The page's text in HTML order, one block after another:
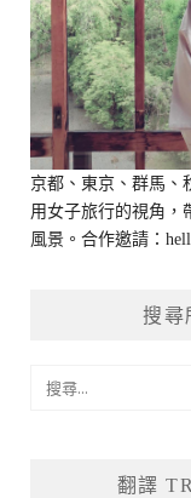
京都、東京、群馬、
用女子旅行的視角，
風景。合作邀請：
搜尋
翻譯